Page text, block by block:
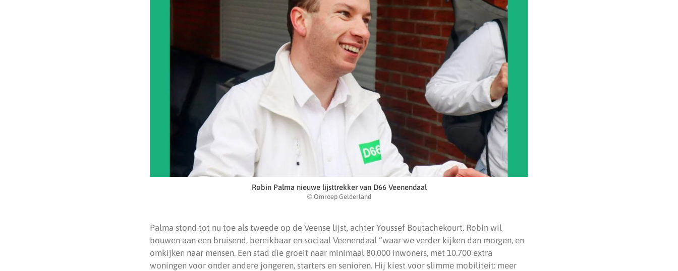
Robin Palma nieuwe lijsttrekker van D66 Veenendaal
© Omroep Gelderland
Palma stond tot nu toe als tweede op de Veense lijst, achter Youssef Boutachekourt. Robin wil
bouwen aan een bruisend, bereikbaar en sociaal Veenendaal “waar we verder kijken dan morgen, en
omkijken naar mensen. Een stad die groeit naar minimaal 80.000 inwoners, met 10.700 extra
woningen voor onder andere jongeren, starters en senioren. Hij kiest voor slimme mobiliteit: meer